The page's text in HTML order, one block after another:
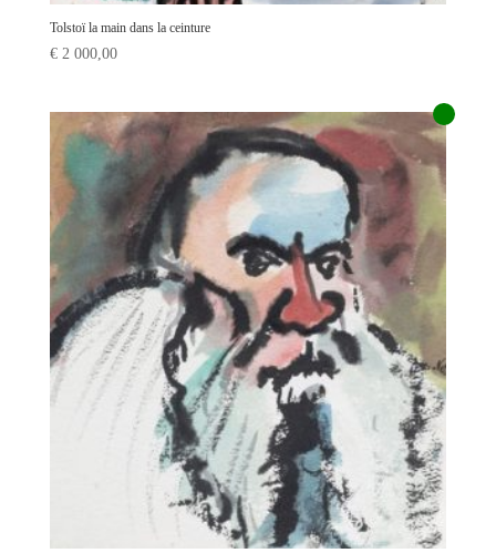
Tolstoï la main dans la ceinture
€2 000,00